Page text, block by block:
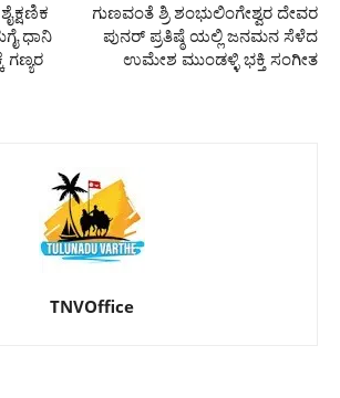
ಧಾನಿ
ಗಣ್ಯರ
ಗುಣವಂತೆ ಶ್ರಿ ಶಂಭುಲಿಂಗೇಶ್ವರ ದೇವರ
ಪುನರ್ ಪ್ರತಿಷ್ಠೆ ಯಲ್ಲಿ ಜನಮನ ಸೆಳೆದ
ಉಮೇಶ ಮುಂಡಳ್ಳಿ ಭಕ್ತಿ ಸಂಗೀತ
TNVOffice